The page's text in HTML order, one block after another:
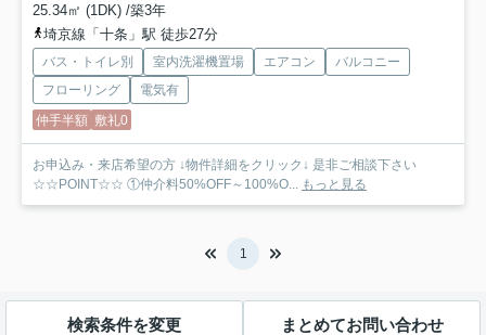
25.34㎡ (1DK) /築3年
埼京線「十条」駅 徒歩27分
バス・トイレ別 室内洗濯機置場 エアコン
バルコニー
フローリング
電気有
仲手半額 敷礼0
お申込み・来店希望の方 ↓物件詳細をクリック↓ 是非ご相談下さい
☆☆POINT☆☆ ①仲介料50%OFF～100%O... もっと見る
1
検索条件を変更 まとめてお問い合わせ